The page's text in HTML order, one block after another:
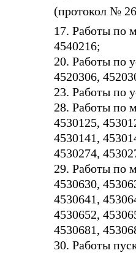
(протокол №
17. Работы по
4540216;
20. Работы по
4520306,
23. Работы по
28. Работы по
4530125,
4530141,
4530274,
29. Работы по
4530630,
4530641,
4530652,
4530681,
30. Работы